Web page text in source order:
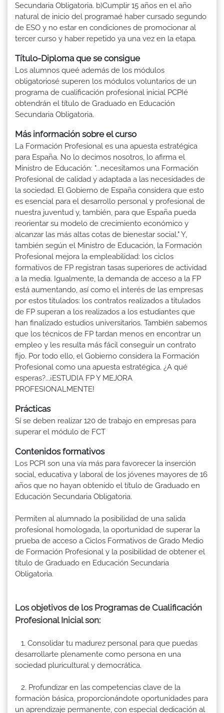
Secundaria Obligatoria. b)Cumplir 15 años en el año
natural de inicio del programaé haber cursado segundo
de ESO y no estar en condiciones de promocionar al
tercer curso y haber repetido ya una vez en la etapa.
Título-Diploma que se consigue
Los alumnos queé además de los módulos
obligatoriosé superen los módulos voluntarios de un
programa de cualificación profesional inicial PCPIé
obtendrán el título de Graduado en Educación
Secundaria Obligatoria.
Más información sobre el curso
La Formación Profesional es una apuesta estratégica
para España. No lo decimos nosotros, lo afirma el
Ministro de Educación: "...necesitamos una Formación
Profesional de calidad y adaptada a las necesidades de
la sociedad. El Gobierno de España considera que esto
es esencial para el desarrollo personal y profesional de
nuestra juventud y, también, para que España pueda
reorientar su modelo de crecimiento económico y
alcanzar las más altas cotas de bienestar social." Y,
también según el Ministro de Educación, la Formación
Profesional mejora la empleabilidad: los ciclos
formativos de FP registran tasas superiores de actividad
a la media. Igualmente, la demanda de acceso a la FP
está aumentando, así como el interés de las empresas
por estos titulados: los contratos realizados a titulados
de FP superan a los realizados a los estudiantes que
han finalizado estudios universitarios. También sabemos
que los técnicos de FP tardan menos en encontrar un
empleo y les resulta más fácil conseguir un contrato
fijo. Por todo ello, el Gobierno considera la Formación
Profesional como una apuesta estratégica. ¿A qué
esperas?...¡ESTUDIA FP Y MEJORA
PROFESIONALMENTE!
Prácticas
Sí se deben realizar 120 de trabajo en empresas para
superar el módulo de FCT
Contenidos formativos
Los PCPI son una vía más para favorecer la inserción
social, educativa y laboral de los jóvenes mayores de 16
años que no hayan obtenido el título de Graduado en
Educación Secundaria Obligatoria.
Permiten al alumnado la posibilidad de una salida
profesional homologada, la oportunidad de superar la
prueba de acceso a Ciclos Formativos de Grado Medio
de Formación Profesional y la posibilidad de obtener el
título de Graduado en Educación Secundaria
Obligatoria.
Los objetivos de los Programas de Cualificación
Profesional Inicial son:
1. Consolidar tu madurez personal para que puedas
desarrollarte plenamente como persona en una
sociedad pluricultural y democrática.
2. Profundizar en las competencias clave de la
formación básica, proporcionándote oportunidades para
un aprendizaje permanente, con especial dedicación al